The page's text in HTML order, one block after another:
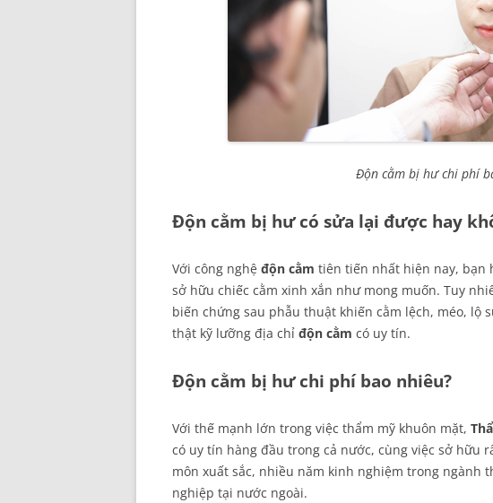
Độn cằm bị hư chi phí
Độn cằm bị hư có sửa lại được hay
Với công nghệ độn cằm tiên tiến nhất hiện nay, bạn
sở hữu chiếc cằm xinh xắn như mong muốn. Tuy
biến chứng sau phẫu thuật khiến cằm lệch, méo, lộ
thật kỹ lưỡng địa chỉ độn cằm có uy tín.
Độn cằm bị hư chi phí bao nhiêu?
Với thế mạnh lớn trong việc thẩm mỹ khuôn mặt,
có uy tín hàng đầu trong cả nước, cùng việc sở hữu
môn xuất sắc, nhiều năm kinh nghiệm trong ngành
nghiệp tại nước ngoài.